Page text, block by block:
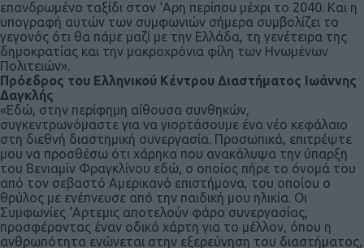
επανδρωμένο ταξίδι στον ‘Αρη περίπου μέχρι το 2040. Και η
υπογραφή αυτών των συμφωνιών σήμερα συμβολίζει το
γεγονός ότι θα πάμε μαζί με την Ελλάδα, τη γενέτειρα της
δημοκρατίας και την μακροχρόνια φίλη των Ηνωμένων
Πολιτειών».
Πρόεδρος του Ελληνικού Κέντρου Διαστήματος Ιωάννης
Δαγκλής
«Εδώ, στην περίφημη αίθουσα συνθηκών,
συγκεντρωνόμαστε για να γιορτάσουμε ένα νέο κεφάλαιο
στη διεθνή διαστημική συνεργασία. Προσωπικά, επιτρέψτε
μου να προσθέσω ότι χάρηκα που ανακάλυψα την ύπαρξη
του Βενιαμίν Φραγκλίνου εδώ, ο οποίος πήρε το όνομά του
από τον σεβαστό Αμερικανό επιστήμονα, του οποίου ο
θρύλος με ενέπνευσε από την παιδική μου ηλικία. Οι
Συμφωνίες ‘Αρτεμις αποτελούν φάρο συνεργασίας,
προσφέροντας έναν οδικό χάρτη για το μέλλον, όπου η
ανθρωπότητα ενώνεται στην εξερεύνηση του διαστήματος,